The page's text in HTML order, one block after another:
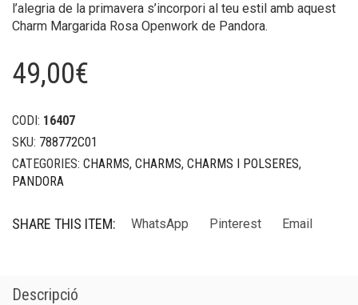
l’alegria de la primavera s’incorpori al teu estil amb aquest
Charm Margarida Rosa Openwork de Pandora.
49,00€
CODI: 16407
SKU: 788772C01
CATEGORIES: CHARMS, CHARMS, CHARMS I POLSERES,
PANDORA
SHARE THIS ITEM: WhatsApp Pinterest Email
Descripció